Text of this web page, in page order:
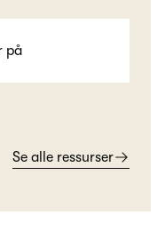
Se alle ressurser